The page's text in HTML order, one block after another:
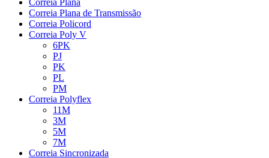
Correia Plana
Correia Plana de Transmissão
Correia Policord
Correia Poly V
6PK
PJ
PK
PL
PM
Correia Polyflex
11M
3M
5M
7M
Correia Sincronizada